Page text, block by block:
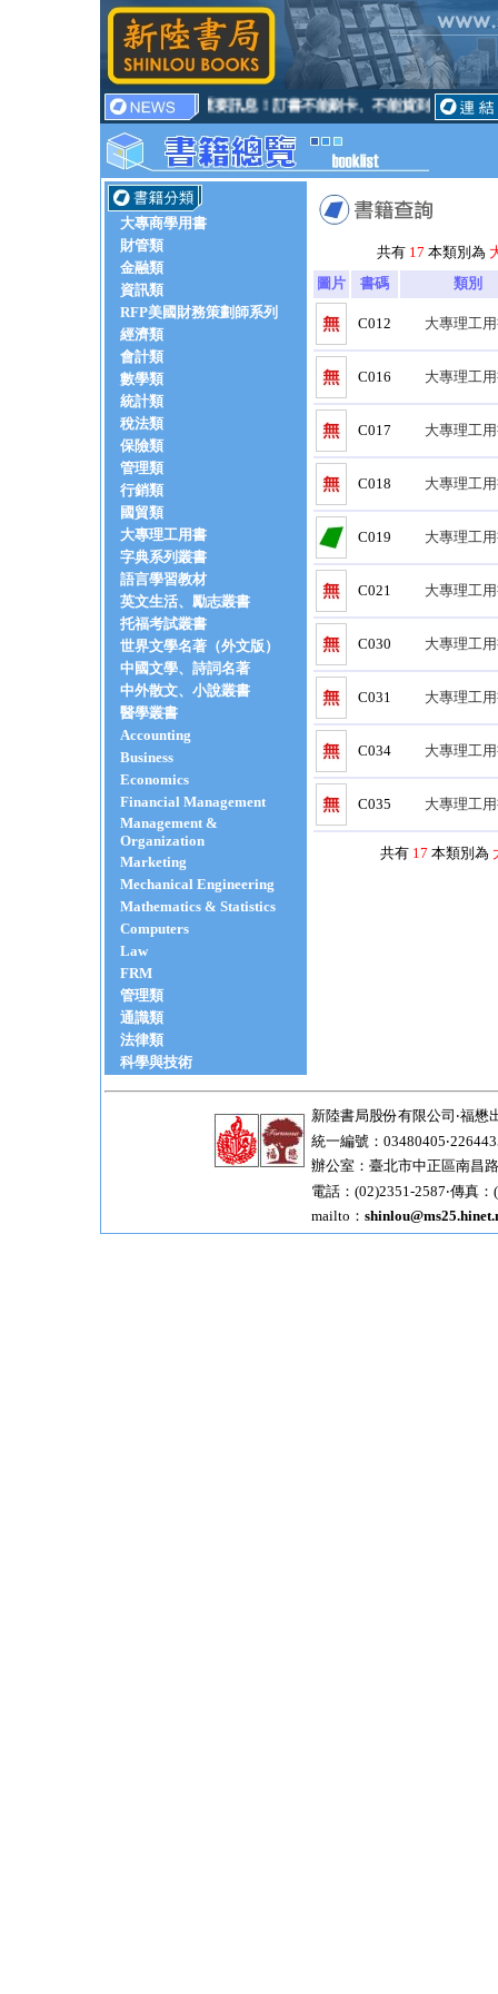
重要訊息！訂書不能刷卡、不能貨到付款
大專商學用書
財管類
金融類
資訊類
RFP美國財務策劃師系列
經濟類
會計類
數學類
統計類
稅法類
保險類
管理類
行銷類
國貿類
大專理工用書
字典系列叢書
語言學習教材
英文生活、勵志叢書
托福考試叢書
世界文學名著（外文版）
中國文學、詩詞名著
中外散文、小說叢書
醫學叢書
Accounting
Business
Economics
Financial Management
Management &
Organization
Marketing
Mechanical Engineering
Mathematics & Statistics
Computers
Law
FRM
管理類
通識類
法律類
科學與技術
共有 17 本類別為
圖片
書碼 類別
C012 大專理工
C016 大專理工
C017 大專理工
C018 大專理工
C019 大專理工
C021 大專理工
C030 大專理工
C031 大專理工
C034 大專理工
C035 大專理工
共有 17 本類別為
新陸書局股份有限公司‧福懋
統一編號：
辦公室：臺北市中正區南昌
電話：(02)2351-2587‧傳真
mailto：